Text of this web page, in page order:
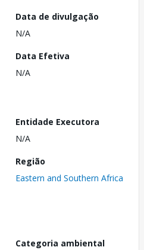
Data de divulgação
N/A
Data Efetiva
N/A
Entidade Executora
N/A
Região
Eastern and Southern Africa
Categoria ambiental